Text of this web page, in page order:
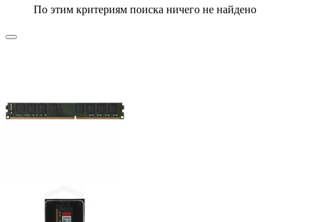
По этим критериям поиска ничего не найдено